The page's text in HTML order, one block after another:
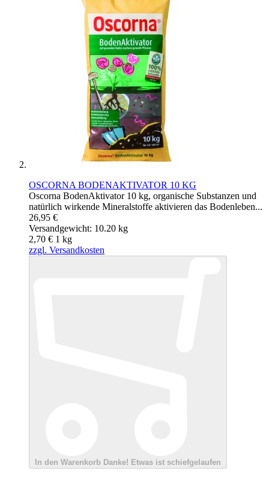
OSCORNA BODENAKTIVATOR 10 KG
Oscorna BodenAktivator 10 kg, organische Substanzen und
natürlich wirkende Mineralstoffe aktivieren das Bodenleben...
26,95 €
Versandgewicht: 10.20 kg
2,70 € 1 kg
zzgl. Versandkosten
In den Warenkorb Danke! Etwas ist schiefgelaufen